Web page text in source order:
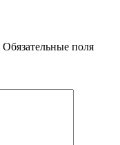
Обязательные поля